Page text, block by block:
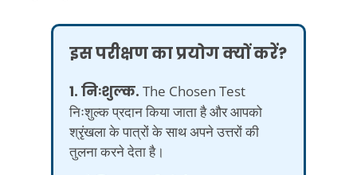
इस परीक्षण का प्रयोग क्यों करें?
1. निःशुल्क. The Chosen Test
निःशुल्क प्रदान किया जाता है और आपको
श्रृंखला के पात्रों के साथ अपने उत्तरों की
तुलना करने देता है।